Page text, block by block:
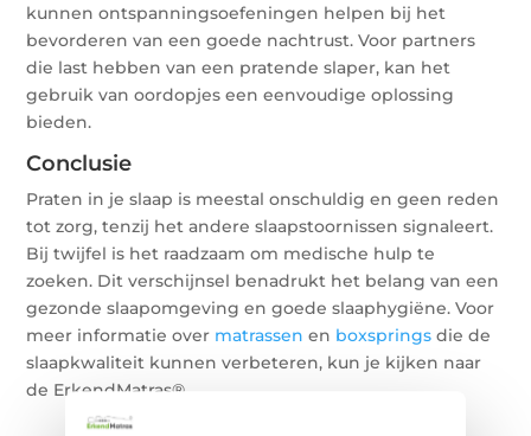
kunnen ontspanningsoefeningen helpen bij het
bevorderen van een goede nachtrust. Voor partners
die last hebben van een pratende slaper, kan het
gebruik van oordopjes een eenvoudige oplossing
bieden.
Conclusie
Praten in je slaap is meestal onschuldig en geen reden
tot zorg, tenzij het andere slaapstoornissen signaleert.
Bij twijfel is het raadzaam om medische hulp te
zoeken. Dit verschijnsel benadrukt het belang van een
gezonde slaapomgeving en goede slaaphygiëne. Voor
meer informatie over matrassen en boxsprings die de
slaapkwaliteit kunnen verbeteren, kun je kijken naar
de ErkendMatras®.